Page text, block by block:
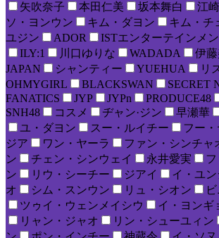
矢吹奈子
本田仁美 坂本舞白 江
ソ・ヨンウン
キム・ダヨン キム・チ
ユジン
ADOR ISTエンターテインメン
ILY:1
川口ゆりな WADADA 伊
JAPAN
シャンティー YUEHUA リ
OHMYGIRL
BLACKSWAN
SECRET
FANATICS
JYP JYPn PRODUCE48
SNH48
コスメ ヂャン·ジン 早瀬華
ユ・ダヨン
スー・ルイチー フー
ジア
ワン・ヤーラ ファン・シンチャ
ン
チェン・シンウェイ 永井愛実 フ
ン
リウ・シーチー ジアイ イ・ユン
オ
シム・スンウン リュ・シオン
ツゥイ・ウェンメイシウ
イ・ヨンギ
リャン・ジャオ
リン・シューユィン